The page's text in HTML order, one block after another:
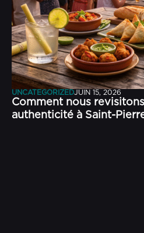
UNCATEGORIZEDJUIN 15, 2026
Comment nous
authenticité à Saint-